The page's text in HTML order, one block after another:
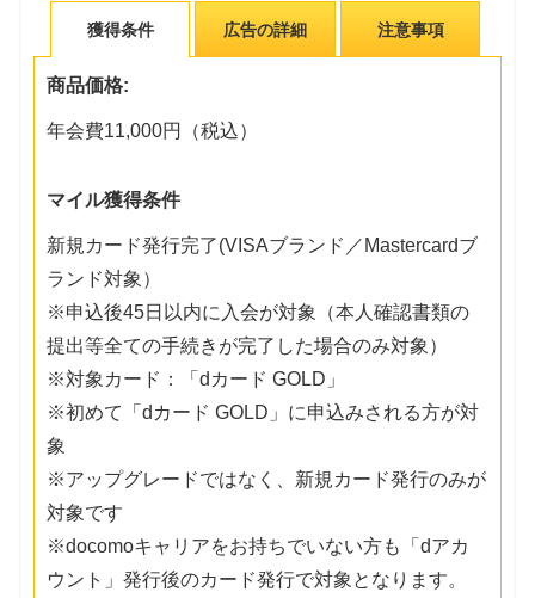
獲得条件 広告の詳細 注意事項
商品価格:
年会費11,000円（税込）
マイル獲得条件
新規カード発行完了(VISAブランド／Mastercardブ
ランド対象）
※申込後45日以内に入会が対象（本人確認書類の
提出等全ての手続きが完了した場合のみ対象）
※対象カード：「dカード GOLD」
※初めて「dカード GOLD」に申込みされる方が対
象
※アップグレードではなく、新規カード発行のみが
対象です
※docomoキャリアをお持ちでいない方も「dアカ
ウント」発行後のカード発行で対象となります。